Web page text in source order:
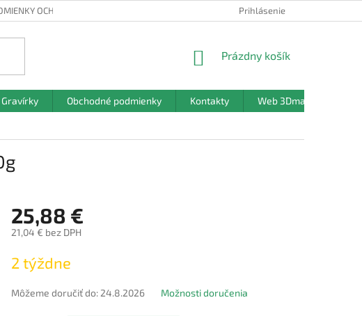
OCHRANY OSOBNÝCH ÚDAJOV Prihlásenie
NÁKUPNÝ
Prázdny košík
Gravírky Obchodné podmienky Kontakty Web 3Dmanufaktura.sk
25,88 €
21,04 € bez DPH
cena:
2 týždne
Môžeme doručiť do: 24.8.2026 Možnosti doručenia